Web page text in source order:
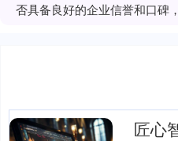
否具备良好的企业信誉和口碑
匠心